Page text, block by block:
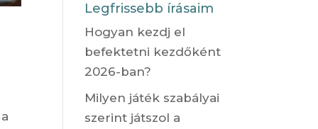
Legfrissebb írásaim
Hogyan kezdj el
befektetni kezdőként
2026-ban?
Milyen játék szabályai
szerint játszol a